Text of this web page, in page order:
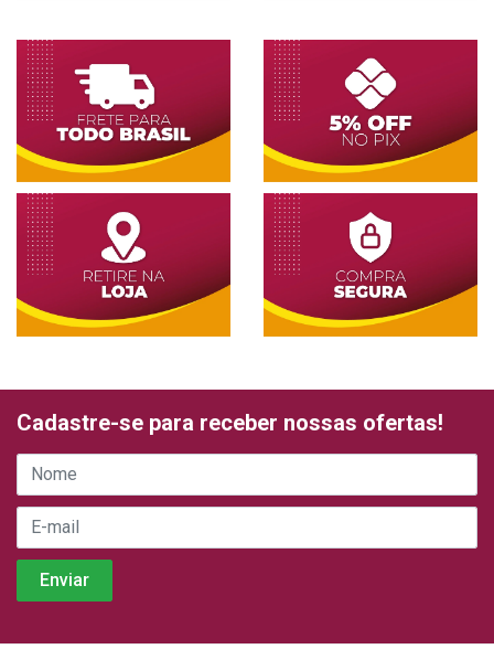
Cadastre-se para receber nossas ofertas!